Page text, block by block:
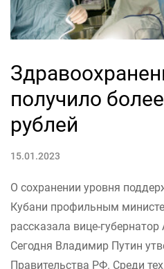
получило
рублей
15.01.2023
О сохранении уровня
Кубани профильным
рассказала вице-
Сегодня Владимир Путин
Правительства РФ. Среди